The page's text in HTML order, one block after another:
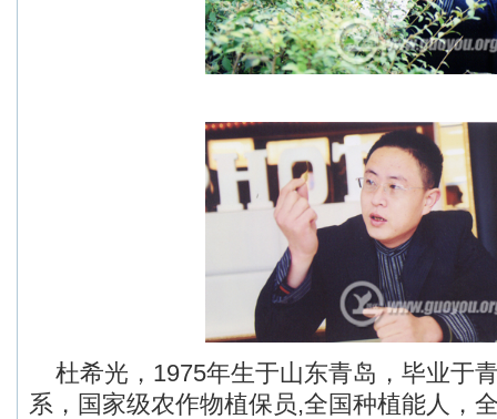
杜希光，1975年生于山东青岛，毕业于
系，国家级农作物植保员,全国种植能人，